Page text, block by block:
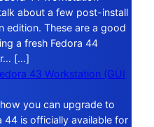
about a few post-install
edition. These are a good
a fresh Fedora 44
[…]
43 Workstation (GUI
you can upgrade to
44 is officially available for